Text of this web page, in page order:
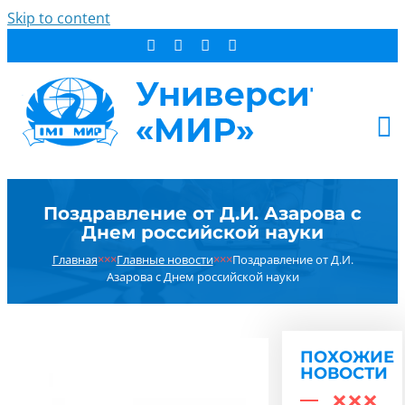
Skip to content
СТУДЕНТУ
ДОПОБРАЗОВАНИЕ
ОБ УНИВЕРСИТЕТЕ
НОВОСТИ
Поздравление от Д.И. Азарова с
Днем российской науки
Главная×××Главные новости×××Поздравление от Д.И.
Азарова с Днем российской науки
ПОХОЖИЕ
НОВОСТИ